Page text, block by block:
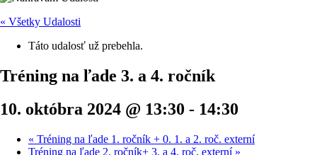
« Všetky Udalosti
Táto udalosť už prebehla.
Tréning na ľade 3. a 4. ročník
10. októbra 2024 @ 13:30 - 14:30
« Tréning na ľade 1. ročník + 0. 1. a 2. roč. externí
Tréning na ľade 2. ročník+ 3. a 4. roč. externí »